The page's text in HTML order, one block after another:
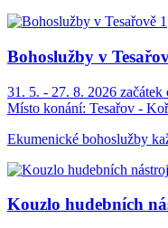
Bohoslužby v
31. 5. - 27. 8. 2026 začátek
Místo konání: Tesařov -
Ekumenické bohoslužby
Kouzlo hudebních